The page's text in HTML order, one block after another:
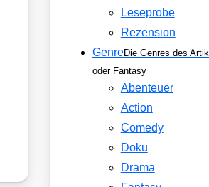
Leseprobe
Rezension
GenreDie Genres des
oder Fantasy
Abenteuer
Action
Comedy
Doku
Drama